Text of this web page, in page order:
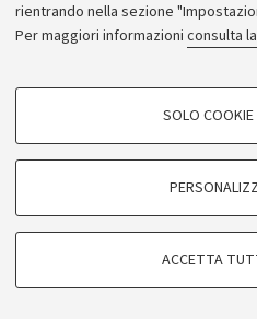
rientrando nella sezione
Per maggiori informazioni consulta
COOKIE DI PROFILAZIONE -
COOKIE TECNICI - NECESSARI
Si tratta di cookie tecnici utilizzati, a
SOLO COOKIE
ACCETTA
© Copyright 2026 - ALMA
Bologna - Via Zamboni, 33 -
CF:
Privacy
Note legali